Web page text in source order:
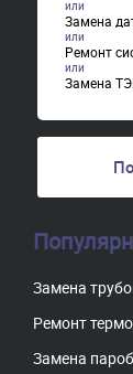
Замена
Ремонт
Замена
Замена
Ремонт
Замена